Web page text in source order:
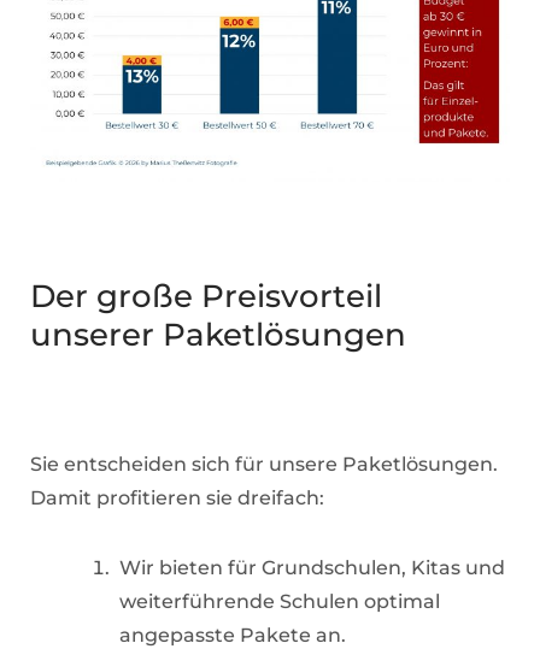
Der große Preisvorteil
unserer Paketlösungen
Sie entscheiden sich für unsere Paketlösungen.
Damit profitieren sie dreifach:
Wir bieten für Grundschulen, Kitas und
weiterführende Schulen optimal
angepasste Pakete an.